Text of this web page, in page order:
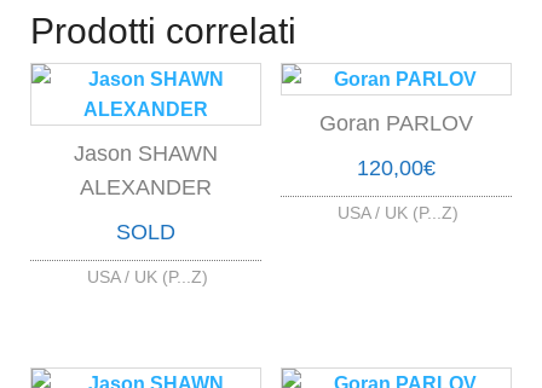
Prodotti correlati
Jason SHAWN
ALEXANDER
SOLD
USA / UK (P...Z)
Goran PARLOV
120,00€
USA / UK (P...Z)